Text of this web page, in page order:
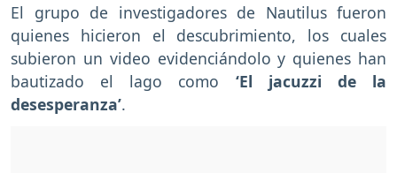
El grupo de investigadores de Nautilus fueron
quienes hicieron el descubrimiento, los cuales
subieron un video evidenciándolo y quienes han
bautizado el lago como ‘El jacuzzi de la
desesperanza’.